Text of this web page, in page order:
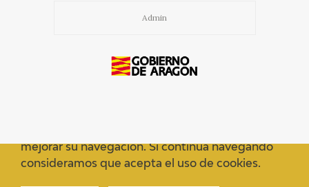
Admin
mejorar su navegación. Si continua navegando
consideramos que acepta el uso de cookies.